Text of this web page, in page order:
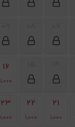
16
1،000
21
1،000
22
1،000
23
1،000